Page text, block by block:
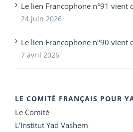
Le lien Francophone n°91 vient
24 juin 2026
Le lien Francophone n°90 vient
7 avril 2026
LE COMITÉ FRANÇAIS POUR
Le Comité
L’Institut Yad Vashem